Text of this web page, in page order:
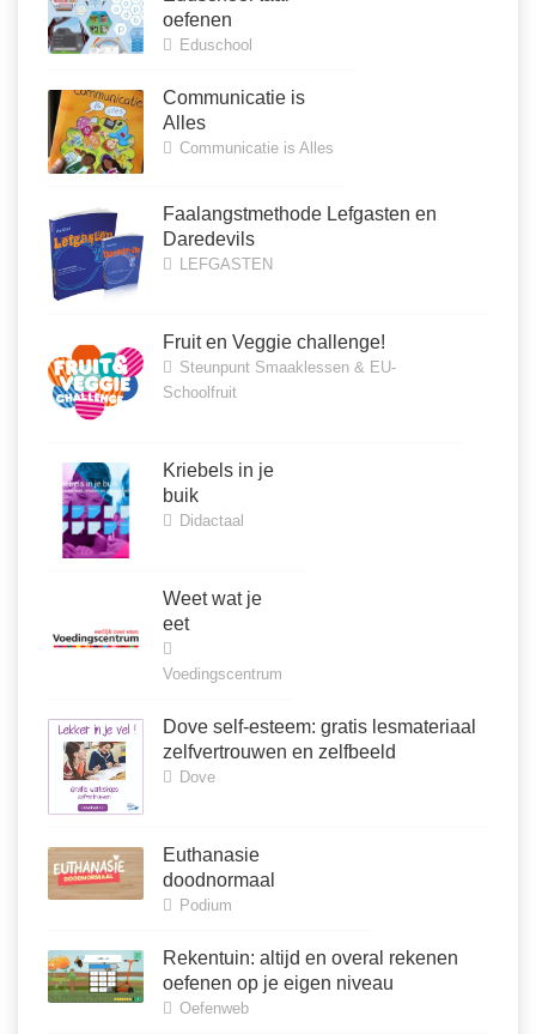
oefenen
Eduschool
Communicatie is
Alles
Communicatie is Alles
Faalangstmethode Lefgasten en
Daredevils
LEFGASTEN
Fruit en Veggie challenge!
Steunpunt Smaaklessen & EU-
Schoolfruit
Kriebels in je
buik
Didactaal
Weet wat je
eet
Voedingscentrum
Dove self-esteem: gratis lesmateriaal
zelfvertrouwen en zelfbeeld
Dove
Euthanasie
doodnormaal
Podium
Rekentuin: altijd en overal rekenen
oefenen op je eigen niveau
Oefenweb